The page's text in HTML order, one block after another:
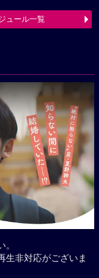
ュール一覧
生非対応がございま